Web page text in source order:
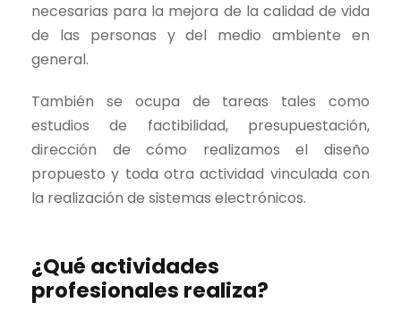
necesarias para la mejora de la calidad de vida
de las personas y del medio ambiente en
general.
También se ocupa de tareas tales como
estudios de factibilidad, presupuestación,
dirección de cómo realizamos el diseño
propuesto y toda otra actividad vinculada con
la realización de sistemas electrónicos.
¿Qué actividades
profesionales realiza?